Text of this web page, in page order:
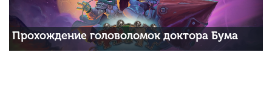
Прохождение головоломок доктора Бума